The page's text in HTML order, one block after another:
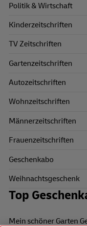
Politik & Wirtschaft
Kinderzeitschriften
TV Zeitschriften
Gartenzeitschriften
Autozeitschriften
Wohnzeitschriften
Männerzeitschriften
Frauenzeitschriften
Geschenkabo
Weihnachtsgeschenk
Top
Mein schöner Garten